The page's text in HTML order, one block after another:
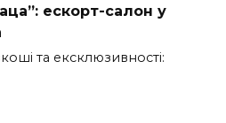
ескорт-салон у
та ексклюзивності: